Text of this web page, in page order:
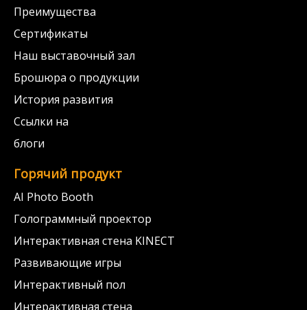
Преимущества
Сертификаты
Наш выставочный зал
Брошюра о продукции
История развития
Ссылки на
блоги
Горячий продукт
AI Photo Booth
Голограммный проектор
Интерактивная стена KINECT
Развивающие игры
Интерактивный пол
Интерактивная стена